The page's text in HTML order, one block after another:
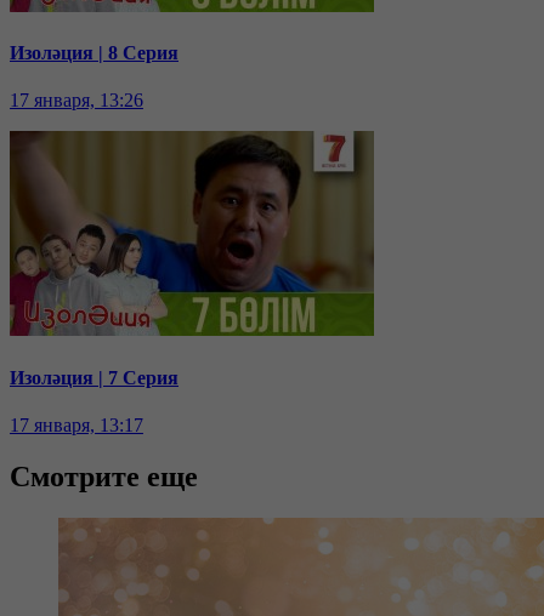
Изоләция | 8 Серия
17 января, 13:26
Изоләция | 7 Серия
17 января, 13:17
Смотрите еще